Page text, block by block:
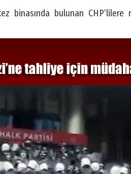
binasında bulunan CHP’lilere